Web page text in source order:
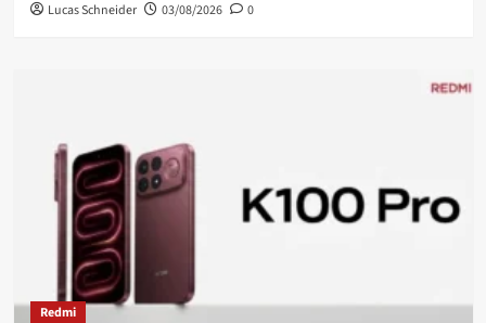
Lucas Schneider 03/08/2026 0
Redmi